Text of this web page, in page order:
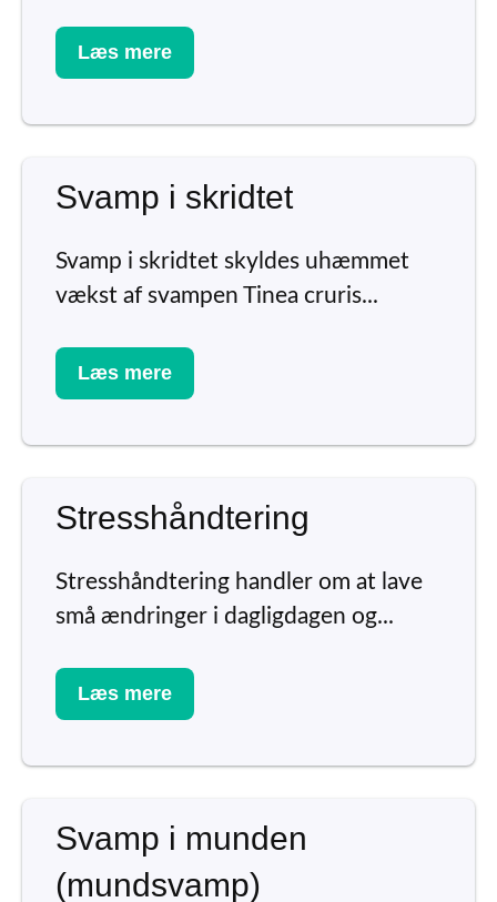
Læs mere
Svamp i skridtet
Svamp i skridtet skyldes uhæmmet
vækst af svampen Tinea cruris...
Læs mere
Stresshåndtering
Stresshåndtering handler om at lave
små ændringer i dagligdagen og...
Læs mere
Svamp i munden
(mundsvamp)